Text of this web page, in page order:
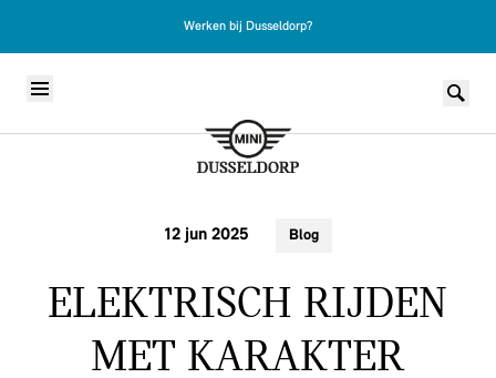
Werken bij Dusseldorp?
12 jun 2025 Blog
ELEKTRISCH RIJDEN
MET KARAKTER